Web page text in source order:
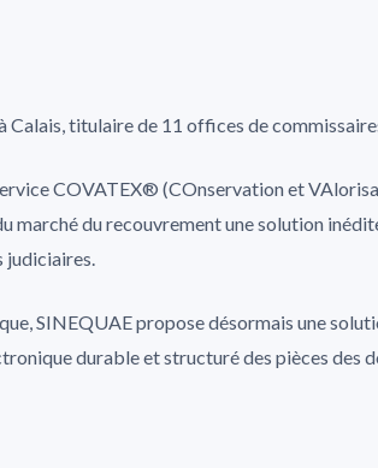
Calais, titulaire de 11 offices de
COVATEX® (COnservation et
marché du recouvrement une solution
judiciaires.
SINEQUAE propose désormais une
durable et structuré des pièces des